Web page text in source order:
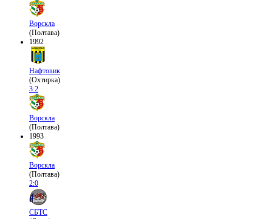
Ворскла
(Полтава)
1992
Нафтовик
(Охтирка)
3:2
Ворскла
(Полтава)
1993
Ворскла
(Полтава)
2:0
СБТС